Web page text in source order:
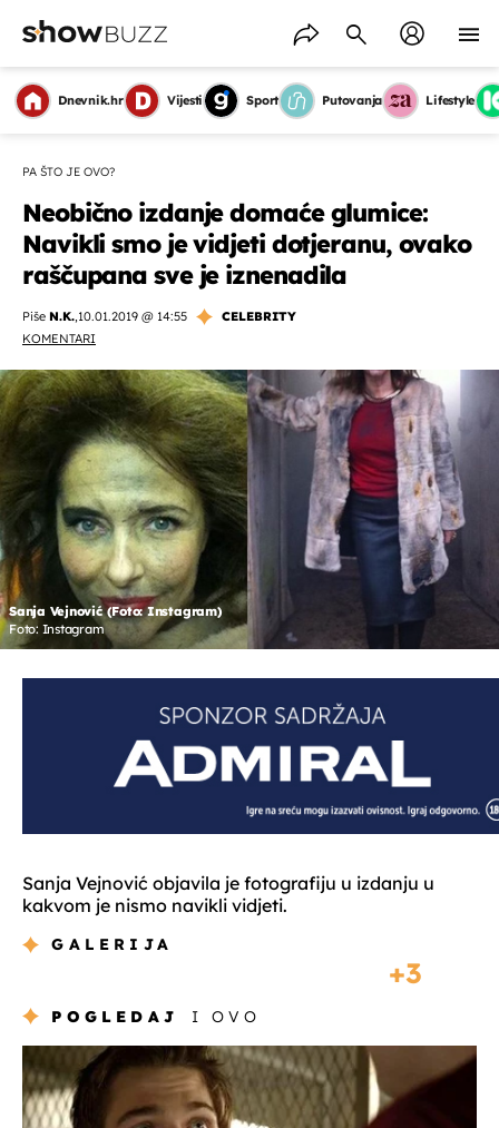
Dnevnik.hr Vijesti Sport Putovanja Lifestyle
PA ŠTO JE OVO?
Neobično izdanje domaće glumice:
Navikli smo je vidjeti dotjeranu, ovako
raščupana sve je iznenadila
Piše N.K.,10.01.2019 @ 14:55
CELEBRITY
KOMENTARI
Sanja Vejnović (Foto: Instagram)
Foto: Instagram
Sanja Vejnović objavila je fotografiju u izdanju u
kakvom je nismo navikli vidjeti.
GALERIJA
3
POGLEDAJ I OVO
OMOGUĆI OBAVIJESTI